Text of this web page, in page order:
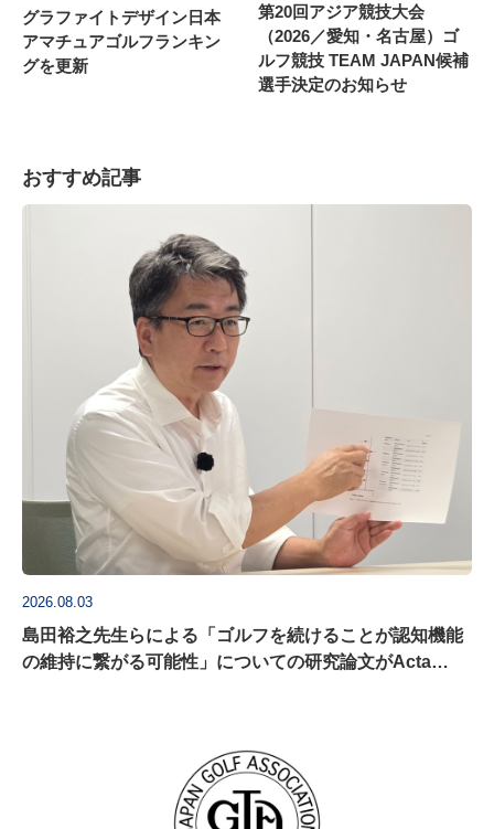
グラファイトデザイン日本
アマチュアゴルフランキン
グを更新
第20回アジア競技大会
（2026／愛知・名古屋）ゴ
ルフ競技 TEAM JAPAN候補
選手決定のお知らせ
おすすめ記事
2026.08.03
島田裕之先生らによる「ゴルフを続けることが認知機能
の維持に繋がる可能性」についての研究論文がActa